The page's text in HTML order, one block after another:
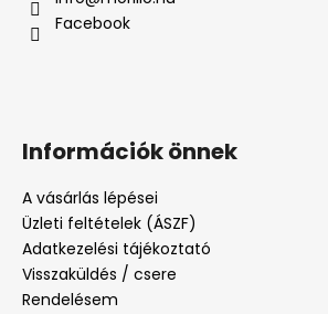
Facebook
Információk önnek
A vásárlás lépései
Üzleti feltételek (ÁSZF)
Adatkezelési tájékoztató
Visszaküldés / csere
Rendelésem